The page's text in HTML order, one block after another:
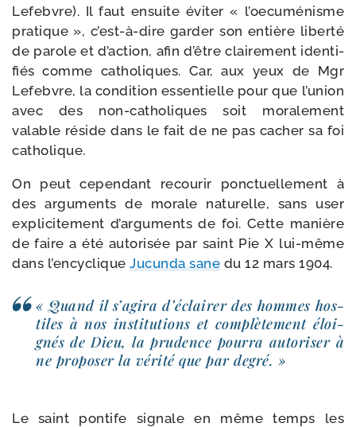
Lefebvre). Il faut ensuite évi­ter « l’oe­cu­mé­nisme
pra­tique », c’est-​à-​dire gar­der son entière liber­té
de parole et d’ac­tion, afin d’être clai­re­ment iden­ti­
fiés comme catho­liques. Car, aux yeux de Mgr
Lefebvre, la condi­tion essen­tielle pour que l’u­nion
avec des non-​catholiques soit mora­le­ment
valable réside dans le fait de ne pas cacher sa foi
catholique.
On peut cepen­dant recou­rir ponc­tuel­le­ment à
des argu­ments de morale natu­relle, sans user
expli­ci­te­ment d’ar­gu­ments de foi. Cette manière
de faire a été auto­ri­sée par saint Pie X lui-​même
dans l’en­cy­clique Jucunda sane du 12 mars 1904.
« Quand il s’a­gi­ra d’é­clai­rer des hommes hos­
tiles à nos ins­ti­tu­tions et com­plè­te­ment éloi­
gnés de Dieu, la pru­dence pour­ra auto­ri­ser à
ne pro­po­ser la véri­té que par degré. »
Le saint pon­tife signale en même temps les